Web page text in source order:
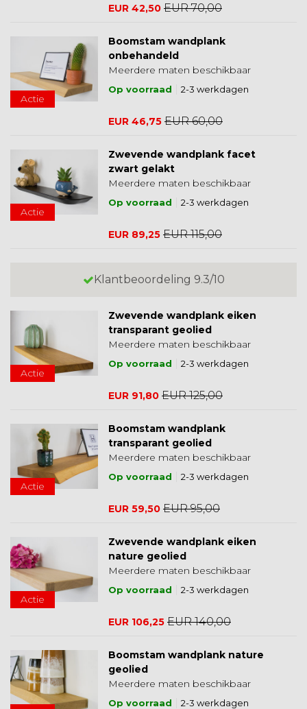
EUR 42,50 EUR 70,00
Actie
Boomstam wandplank
onbehandeld
Meerdere maten beschikbaar
Op voorraad 2-3 werkdagen
EUR 46,75 EUR 60,00
Actie
Zwevende wandplank facet
zwart gelakt
Meerdere maten beschikbaar
Op voorraad 2-3 werkdagen
EUR 89,25 EUR 115,00
Klantbeoordeling 9.3/10
Actie
Zwevende wandplank eiken
transparant geolied
Meerdere maten beschikbaar
Op voorraad 2-3 werkdagen
EUR 91,80 EUR 125,00
Actie
Boomstam wandplank
transparant geolied
Meerdere maten beschikbaar
Op voorraad 2-3 werkdagen
EUR 59,50 EUR 95,00
Actie
Zwevende wandplank eiken
nature geolied
Meerdere maten beschikbaar
Op voorraad 2-3 werkdagen
EUR 106,25 EUR 140,00
Boomstam wandplank nature
geolied
Meerdere maten beschikbaar
Op voorraad 2-3 werkdagen